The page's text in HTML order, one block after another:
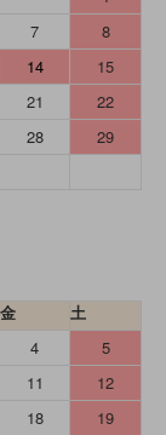
7
8
14
15
21
22
28
29
金
土
4
5
11
12
18
19